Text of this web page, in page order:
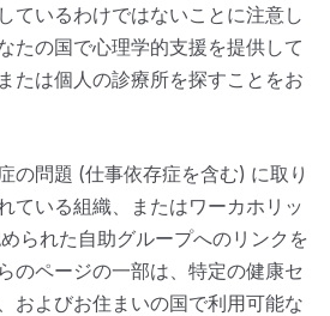
ているわけではないことに注意し
たの国で心理学的支援を提供して
たは個人の診療所を探すことをお
の問題 (仕事依存症を含む) に取り
ている組織、またはワーカホリッ
られた自助グループへのリンクを
のページの一部は、特定の健康セ
およびお住まいの国で利用可能な